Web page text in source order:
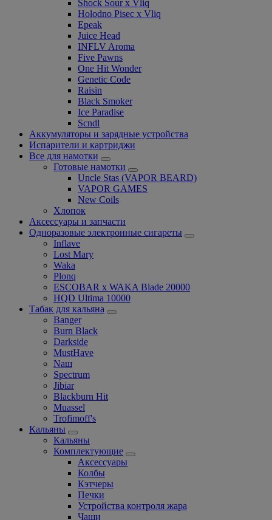
Shock Sour x Vliq
Holodno Pisec x Vliq
Epeak
Juice Head
INFLV Aroma
Five Pawns
One Hit Wonder
Genetic Code
Raisin
Black Smoker
Ice Paradise
Scndl
Аккумуляторы и зарядные устройства
Испарители и картриджи
Все для намотки
Готовые намотки
Uncle Stas (VAPOR BEARD)
VAPOR GAMES
New Coils
Хлопок
Аксессуары и запчасти
Одноразовые электронные сигареты
Inflave
Lost Mary
Waka
Plonq
ESCOBAR x WAKA Blade 20000
HQD Ultima 10000
Табак для кальяна
Banger
Burn Black
Darkside
MustHave
Nаш
Spectrum
Jibiar
Blackburn Hit
Muassel
Trofimoff's
Кальяны
Кальяны
Комплектующие
Аксессуары
Колбы
Кэтчеры
Печки
Устройства контроля жара
Чаши